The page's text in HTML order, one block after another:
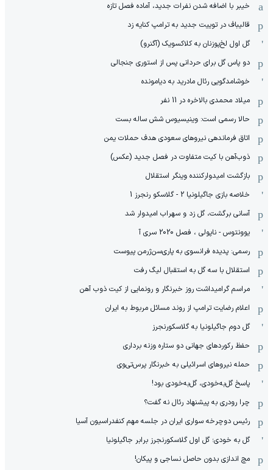
خیبر با اضافه شدن نفرات جدید، آماده فصل تازه
قالیباف در توییت جدید به ترامپ کنایه زد
گل اول لخ‌پوزنان به کلاکسویک (آگنرو)
دو پاس گل برای حردانی پس از استوری جنجالی
خوشامدگویی رئال مادرید به دیامونده
میلاد محمدی بالاخره در 11 نفر
حالا رسمی است: وینیسیوس شش ساله بست
اتاق فرماندهی نیروهای سعودی هدف حملات یمن
ذوب‌آهن با کیت متفاوت در فصل جدید (عکس)
بازگشت امیدوارکننده وینگر استقلال
خلاصه بازی جاگیلونیا 2 - گلاسکو رنجرز 1
آسانی برگشت، گل زد و سهراب امیدوار شد
یوونتوس - ناپولی ، فصل 2020 سری آ
رسمی: پدیده فرانسوی به پاری‌سن‌ژرمن پیوست
استقلال با سه گل به استقبال لیگ رفت
مراسم گرامیداشت روز خبرنگار و رونمایی از کیت ذوب آهن
اعلام رضایت ترامپ از روند مسائل مربوط به ایران
گل دوم جاگیلونیا به گلاسکورنجرز
حفظ رکوردهای جهانی دو ستاره وزنه برداری
حمله نیروهای اسرائیلی به خبرنگار پرس‌تی‌وی
پاسخ گل‌به‌خودی، گل‌به‌خودی بود!
چرا رودری به پیشنهاد رئال نه گفت؟
رئیس دوچرخه سواری ایران در جلسه مهم کنفدراسیون آسیا
گل به خودی؛ گل اول گلاسکورنجرز برابر جاگیلونیا
مچ اندازی بدون حاصل نساجی و پیکان!